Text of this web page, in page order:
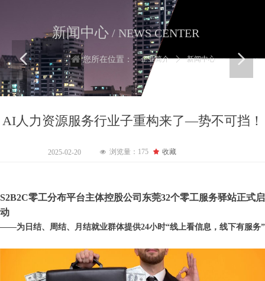
AI人力资源服务行业子重构来了—势不可挡！
2025-02-20
S2B2C零工分布平台主体控股公司东莞32个零工服务驿站正式启
动
——为日结、周结、月结就业群体提供24小时“线上看信息，线下有服务”
新闻中心 / NEWS CENTER
企业简介 ꄲ 新闻中心
您所在位置：
넳 넲
넶 浏览量： 175 끄 收藏